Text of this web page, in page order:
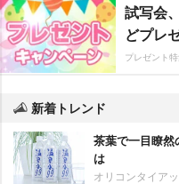
試写会
どプレ
プレゼント
新着トレンド
茶葉で一目瞭然
は
オリコンタイア